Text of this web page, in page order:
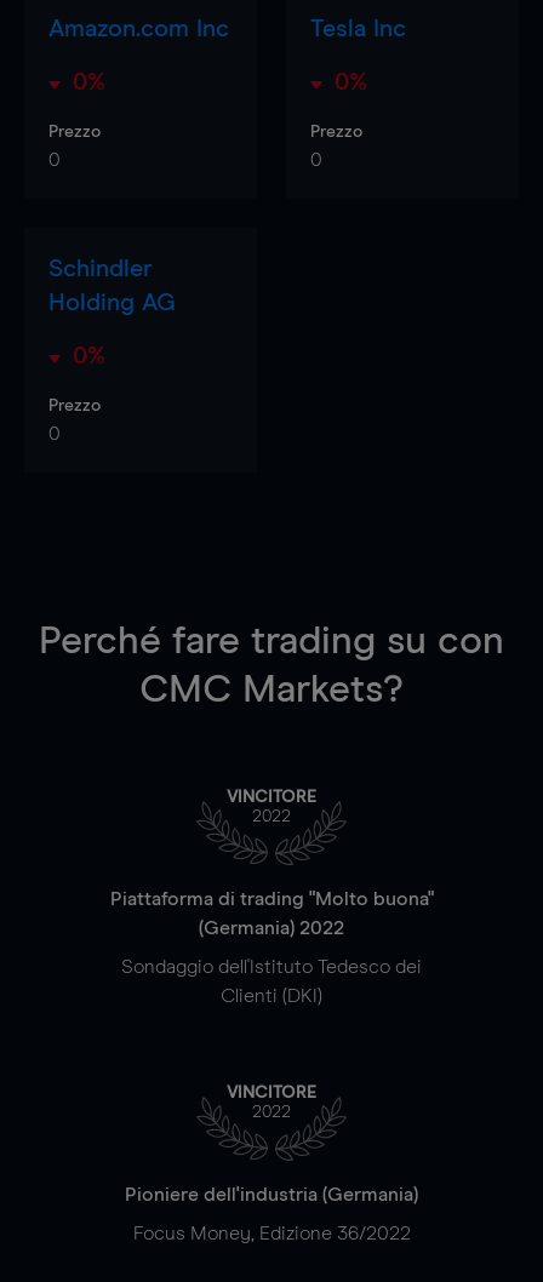
Amazon.com Inc
0%
Prezzo
0
Tesla Inc
0%
Prezzo
0
Schindler
Holding AG
0%
Prezzo
0
Perché fare trading su con
CMC Markets?
VINCITORE
2022
Piattaforma di trading "Molto buona"
(Germania) 2022
Sondaggio dell'Istituto Tedesco dei
Clienti (DKI)
VINCITORE
2022
Pioniere dell'industria (Germania)
Focus Money, Edizione 36/2022